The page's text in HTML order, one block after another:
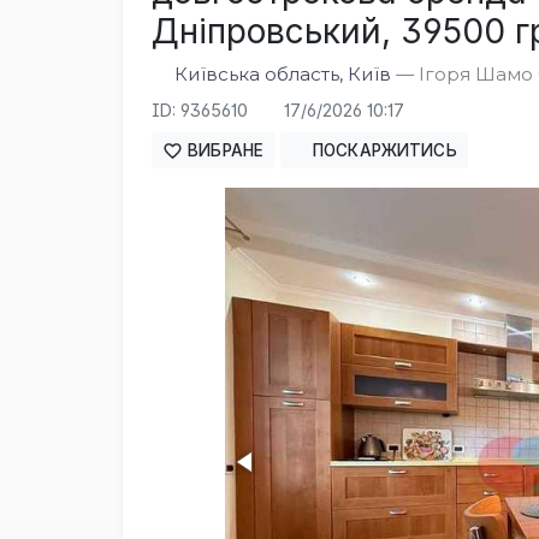
Дніпровський, 39500
Київська область, Київ — Ігоря Шамо
ID: 9365610 17/6/2026 10:17
ВИБРАНЕ ПОСКАРЖИТИСЬ